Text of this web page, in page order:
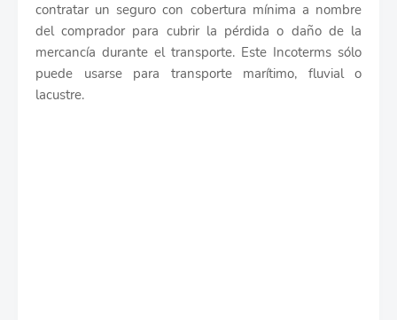
contratar un seguro con cobertura mínima a nombre
del comprador para cubrir la pérdida o daño de la
mercancía durante el transporte. Este Incoterms sólo
puede usarse para transporte marítimo, fluvial o
lacustre.